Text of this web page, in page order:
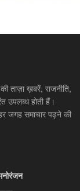
ख़बरें, राजनीति,
उपलब्ध होती हैं।
जगह समाचार पढ़ने की